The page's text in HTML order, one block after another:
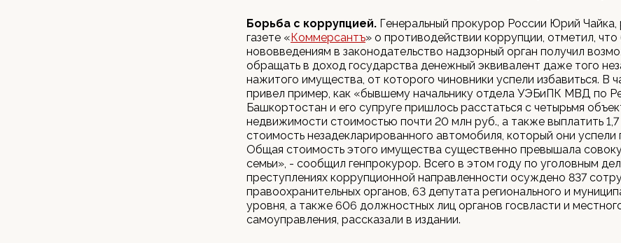
Борьба с коррупцией. Генеральный прокурор России Юрий Чайка,
газете «Коммерсантъ» о противодействии коррупции, отметил, что
нововведениям в законодательство надзорный орган получил
обращать в доход государства денежный эквивалент даже того
нажитого имущества, от которого чиновники успели избавиться. В
привел пример, как «бывшему начальнику отдела УЭБиПК МВД по
Башкортостан и его супруге пришлось расстаться с четырьмя
недвижимости стоимостью почти 20 млн руб., а также выплатить
стоимость незадекларированного автомобиля, который они успели
Общая стоимость этого имущества существенно превышала
семьи», - сообщил генпрокурор. Всего в этом году по уголовным
преступлениях коррупционной направленности осуждено 837
правоохранительных органов, 63 депутата регионального и
уровня, а также 606 должностных лиц органов госвласти и
самоуправления, рассказали в издании.